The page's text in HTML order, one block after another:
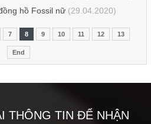
hồ Fossil nữ(29.04.2020)
7 8 9 10 11 12 13
End
THÔNG TIN ĐỂ NHẬN